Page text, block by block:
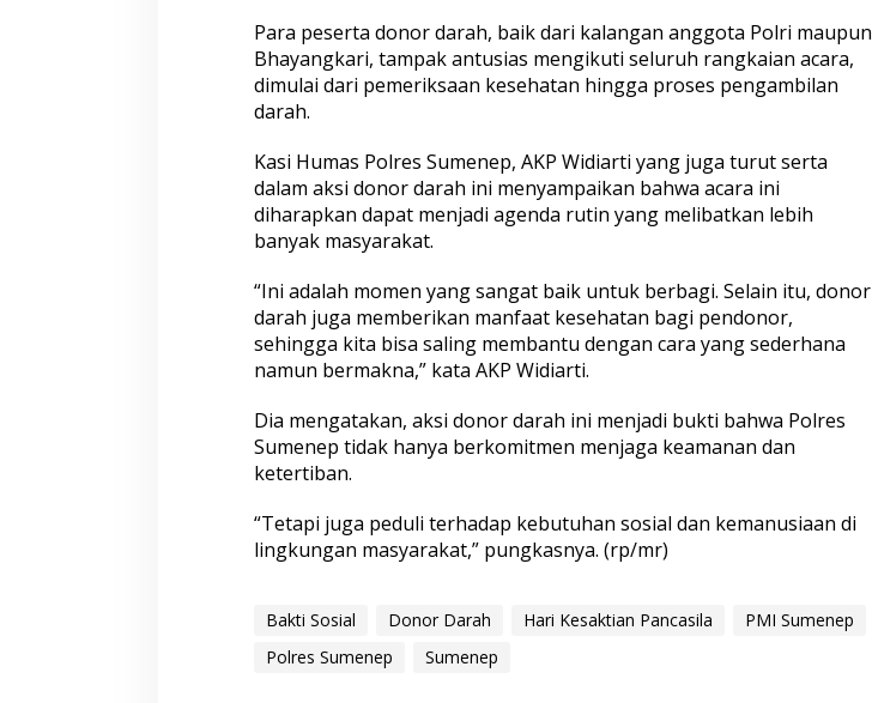
Para peserta donor darah, baik dari kalangan anggota Polri maupun
Bhayangkari, tampak antusias mengikuti seluruh rangkaian acara,
dimulai dari pemeriksaan kesehatan hingga proses pengambilan
darah.
Kasi Humas Polres Sumenep, AKP Widiarti yang juga turut serta
dalam aksi donor darah ini menyampaikan bahwa acara ini
diharapkan dapat menjadi agenda rutin yang melibatkan lebih
banyak masyarakat.
“Ini adalah momen yang sangat baik untuk berbagi. Selain itu, donor
darah juga memberikan manfaat kesehatan bagi pendonor,
sehingga kita bisa saling membantu dengan cara yang sederhana
namun bermakna,” kata AKP Widiarti.
Dia mengatakan, aksi donor darah ini menjadi bukti bahwa Polres
Sumenep tidak hanya berkomitmen menjaga keamanan dan
ketertiban.
“Tetapi juga peduli terhadap kebutuhan sosial dan kemanusiaan di
lingkungan masyarakat,” pungkasnya. (rp/mr)
Bakti Sosial Donor Darah Hari Kesaktian Pancasila
PMI Sumenep
Polres Sumenep
Sumenep